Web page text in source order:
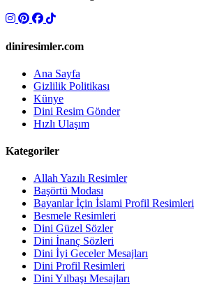
diniresimler.com
Ana Sayfa
Gizlilik Politikası
Künye
Dini Resim Gönder
Hızlı Ulaşım
Kategoriler
Allah Yazılı Resimler
Başörtü Modası
Bayanlar İçin İslami Profil Resimleri
Besmele Resimleri
Dini Güzel Sözler
Dini İnanç Sözleri
Dini İyi Geceler Mesajları
Dini Profil Resimleri
Dini Yılbaşı Mesajları